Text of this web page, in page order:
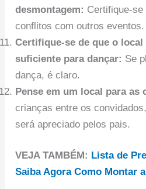
desmontagem: Certifique-se
conflitos com outros eventos.
Certifique-se de que o local
suficiente para dançar: Se
dança, é claro.
Pense em um local para as
crianças entre os
será apreciado pelos pais.
VEJA TAMBÉM: Lista de
Saiba Agora Como Montar